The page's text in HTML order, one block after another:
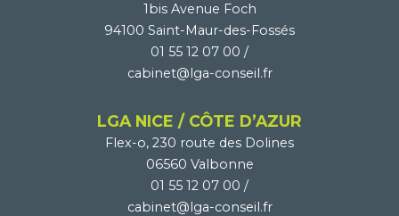
1bis Avenue Foch
94100 Saint-Maur-des-Fossés
01 55 12 07 00 /
cabinet@lga-conseil.fr
LGA NICE / CÔTE D’AZUR
Flex-o, 230 route des Dolines
06560 Valbonne
01 55 12 07 00 /
cabinet@lga-conseil.fr